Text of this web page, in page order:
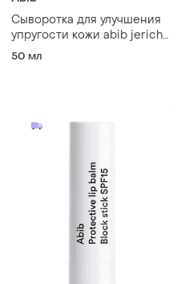
Сыворотка для улучшения
упругости кожи abib jericho
rose bifida serum firming
50 мл